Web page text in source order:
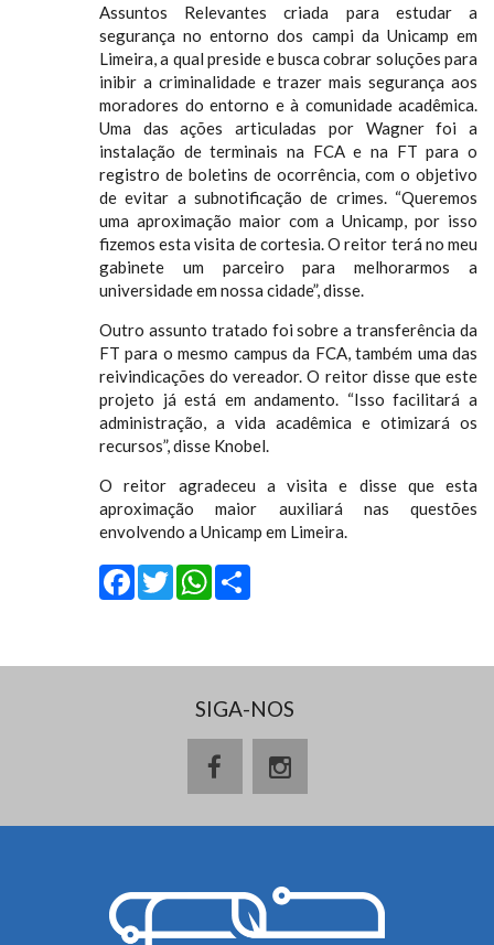
Assuntos Relevantes criada para estudar a
segurança no entorno dos campi da Unicamp em
Limeira, a qual preside e busca cobrar soluções para
inibir a criminalidade e trazer mais segurança aos
moradores do entorno e à comunidade acadêmica.
Uma das ações articuladas por Wagner foi a
instalação de terminais na FCA e na FT para o
registro de boletins de ocorrência, com o objetivo
de evitar a subnotificação de crimes. “Queremos
uma aproximação maior com a Unicamp, por isso
fizemos esta visita de cortesia. O reitor terá no meu
gabinete um parceiro para melhorarmos a
universidade em nossa cidade”, disse.
Outro assunto tratado foi sobre a transferência da
FT para o mesmo campus da FCA, também uma das
reivindicações do vereador. O reitor disse que este
projeto já está em andamento. “Isso facilitará a
administração, a vida acadêmica e otimizará os
recursos”, disse Knobel.
O reitor agradeceu a visita e disse que esta
aproximação maior auxiliará nas questões
envolvendo a Unicamp em Limeira.
Facebook
Twitter
WhatsApp
SIGA-NOS